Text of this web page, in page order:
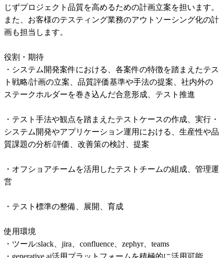
じずプロジェクト品質を高めるための計画立案を担います。
また、お客様のテスティング業務のアウトソーシング化の計
画も担当します。
役割・期待
・システム開発案件における、各案件の特徴を踏まえたテス
ト戦略/計画の立案、品質評価基準や手法の提案、社内外の
ステークホルダーを巻き込んだ合意形成、テスト推進
・テスト手法や観点を踏まえたテストケースの作成、実行・
システム開発やアプリケーション運用における、生産性や品
質課題の分析/評価、改善策の検討、提案
・オフショアチームを活用したテストチームの組成、管理運
営
・テスト標準の整備、展開、育成
使用環境
・ツール:slack、jira、confluence、zephyr、teams
・generative ai活用プラットフォームを積極的に活用可能